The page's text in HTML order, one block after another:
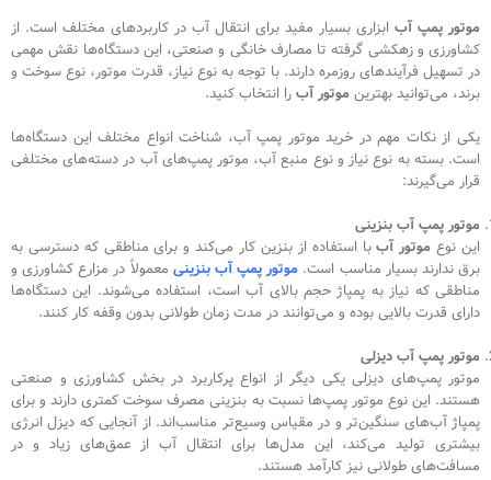
موتور پمپ آب ابزاری بسیار مفید برای انتقال آب در کاربردهای مختلف است. از
کشاورزی و زهکشی گرفته تا مصارف خانگی و صنعتی، این دستگاه‌ها نقش مهمی
در تسهیل فرآیندهای روزمره دارند. با توجه به نوع نیاز، قدرت موتور، نوع سوخت و
برند، می‌توانید بهترینموتور آبرا انتخاب کنید.
یکی از نکات مهم در خرید موتور پمپ آب، شناخت انواع مختلف این دستگاه‌ها
است. بسته به نوع نیاز و نوع منبع آب، موتور پمپ‌های آب در دسته‌های مختلفی
قرار می‌گیرند:
موتور پمپ آب بنزینی
این نوع موتور آببا استفاده از بنزین کار می‌کند و برای مناطقی که دسترسی به
برق ندارند بسیار مناسب است. موتور پمپ‌ آب بنزینی معمولاً در مزارع کشاورزی و
مناطقی که نیاز به پمپاژ حجم بالای آب است، استفاده می‌شوند. این دستگاه‌ها
دارای قدرت بالایی بوده و می‌توانند در مدت زمان طولانی بدون وقفه کار کنند.
موتور پمپ آب دیزلی
موتور پمپ‌های دیزلی یکی دیگر از انواع پرکاربرد در بخش کشاورزی و صنعتی
هستند. این نوع موتور پمپ‌ها نسبت به بنزینی مصرف سوخت کمتری دارند و برای
پمپاژ آب‌های سنگین‌تر و در مقیاس وسیع‌تر مناسب‌اند. از آنجایی که دیزل انرژی
بیشتری تولید می‌کند، این مدل‌ها برای انتقال آب از عمق‌های زیاد و در
مسافت‌های طولانی نیز کارآمد هستند.